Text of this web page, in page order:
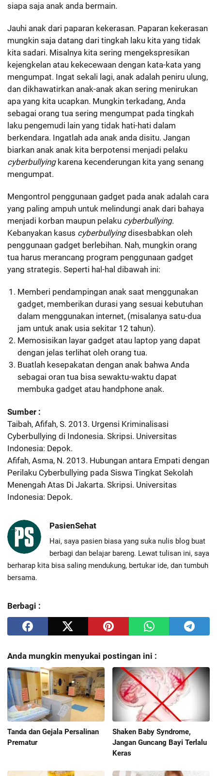
siapa saja anak anda bermain.
Jauhi anak dari paparan kekerasan. Paparan kekerasan
mungkin saja datang dari tingkah laku kita yang tidak
kita sadari. Misalnya kita sering mengekspresikan
kejengkelan atau kekecewaan dengan kata-kata yang
mengumpat. Ingat sekali lagi, anak adalah peniru ulung,
dan dikhawatirkan anak-anak akan sering menirukan
apa yang kita ucapkan. Mungkin terkadang, Anda
sebagai orang tua sering mengumpat pada tingkah
laku pengemudi lain yang tidak hati-hati dalam
berkendara. Ingatlah ada anak anda disitu. Jangan
biarkan anak anak kita berpotensi menjadi pelaku
cyberbullying karena kecenderungan kita yang senang
mengumpat.
Mengontrol penggunaan gadget pada anak adalah cara
yang paling ampuh untuk melindungi anak dari bahaya
menjadi korban maupun pelaku cyberbullying.
Kebanyakan kasus cyberbullyingdisesbabkan oleh
penggunaan gadget berlebihan. Nah, mungkin orang
tua harus merancang program penggunaan gadget
yang strategis. Seperti hal-hal dibawah ini:
Memberi pendampingan anak saat menggunakan
gadget, memberikan durasi yang sesuai kebutuhan
dalam menggunakan internet, (misalanya satu-dua
jam untuk anak usia sekitar 12 tahun).
Memosisikan layar gadget atau laptop yang dapat
dengan jelas terlihat oleh orang tua.
Buatlah kesepakatan dengan anak bahwa Anda
sebagai oran tua bisa sewaktu-waktu dapat
membuka gadget atau handphone anak.
Sumber :
Taibah, Afifah, S. 2013. Urgensi Kriminalisasi
Cyberbullying di Indonesia. Skripsi. Universitas
Indonesia: Depok.
Afifah, Asma, N. 2013. Hubungan antara Empati dengan
Perilaku Cyberbullying pada Siswa Tingkat Sekolah
Menengah Atas Di Jakarta. Skripsi. Universitas
Indonesia: Depok.
PasienSehat
Hai, saya pasien biasa yang suka nulis blog buat
berbagi dan belajar bareng. Lewat tulisan ini, saya
berharap kita bisa saling mendukung, bertukar ide, dan tumbuh
bersama.
Berbagi :
Anda mungkin menyukai postingan ini :
Tanda dan Gejala Persalinan
Prematur
Shaken Baby Syndrome,
Jangan Guncang Bayi Terlalu
Keras